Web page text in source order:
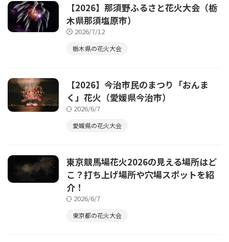
【2026】那須野ふるさと花火大会（栃
木県那須塩原市）
2026/7/12
栃木県の花火大会
【2026】今治市民のまつり「おんま
く」花火（愛媛県今治市）
2026/6/7
愛媛県の花火大会
東京競馬場花火2026の見える場所はど
こ？打ち上げ場所や穴場スポットを紹
介！
2026/6/7
東京都の花火大会